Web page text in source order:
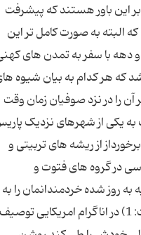
این باور هستند که پیشرفت
البته به صورت کامل تر این
با سفر به تمدن های
که هر کدام به بیان شیوه
آن را در نزد صوفیان زمان وقت
یکی از شهرهای نزدیک
از ریشه های تربیتی و
در گروه های فتوت و
روز شده خردمندانمان را به
زادگاهش برگرداند. وی با ذکر این نکته که میان اناگرام ایرانی و امریکایی تمایزهایی وجود دارد، گفت: 1) در اناگرام امریکایی توصیف